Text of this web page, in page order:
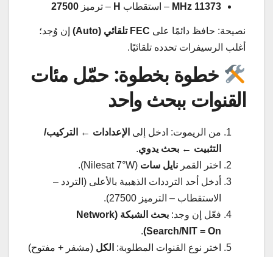
11373 MHz
– استقطاب H – ترميز 27500
نصيحة: حافظ دائمًا على FEC تلقائي (Auto)
إن وُجد؛
أغلب الرسيفرات تحدده تلقائيًا.
خطوة بخطوة: حمّل مئات
القنوات ببحث واحد
من الريموت: ادخل إلى الإعدادات ←
التركيب/
التثبيت ← بحث يدوي.
اختر القمر نايل سات (Nilesat 7°W).
أدخل أحد الترددات الذهبية بالأعلى (التردد –
الاستقطاب – الترميز 27500).
فعّل إن وجد:
بحث الشبكة (Network
Search/NIT = On)
.
اختر نوع القنوات المطلوبة: الكل (مشفر + مفتوح)